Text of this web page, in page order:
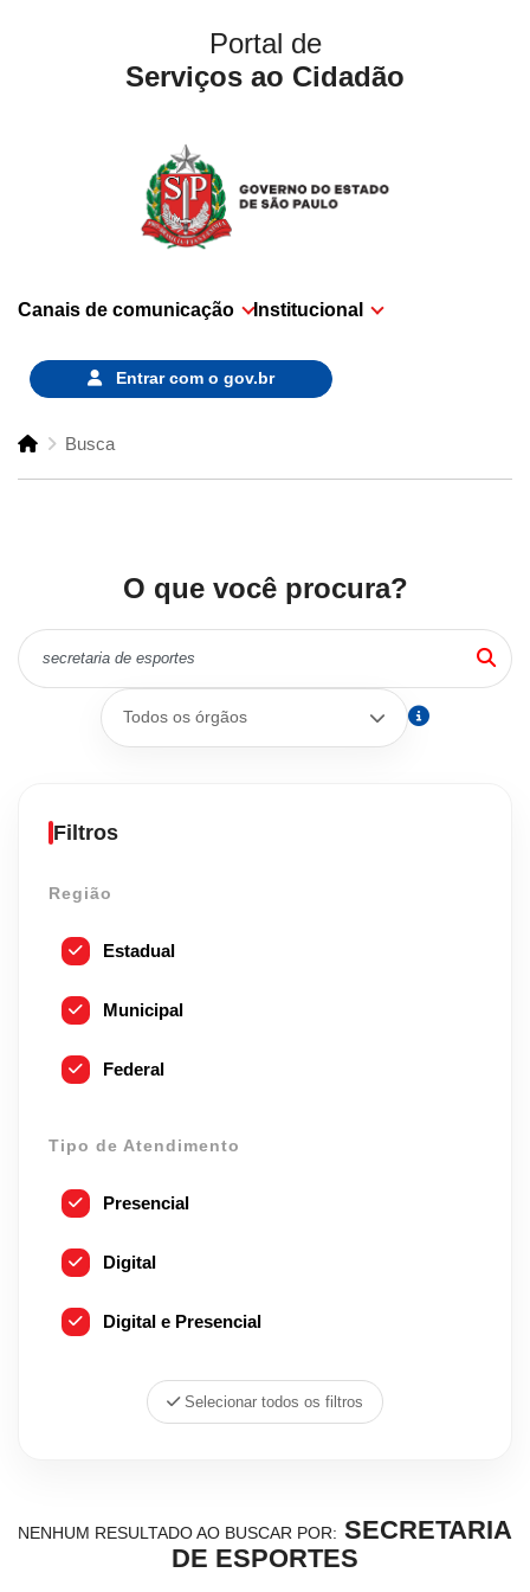
Portal de
Serviços ao Cidadão
Canais de comunicação Institucional
Entrar com o gov.br
Busca
O que você procura?
Todos os órgãos
Filtros
Região
Estadual
Municipal
Federal
Tipo de Atendimento
Presencial
Digital
Digital e Presencial
Selecionar todos os filtros
NENHUM RESULTADO AO BUSCAR POR: SECRETARIA
DE ESPORTES